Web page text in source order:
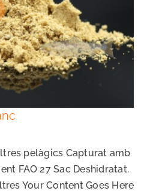
peix blanc
pelàgics Capturat amb
FAO 27 Sac Deshidratat.
Your Content Goes Here